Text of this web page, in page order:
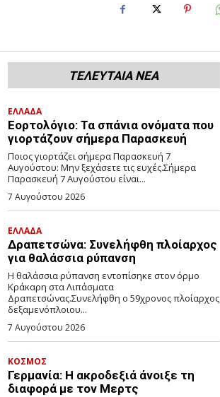
ΤΕΛΕΥΤΑΙΑ ΝΕΑ
ΕΛΛΑΔΑ
Εορτολόγιο: Τα σπάνια ονόματα που
γιορτάζουν σήμερα Παρασκευή
Ποιος γιορτάζει σήμερα Παρασκευή 7
Αυγούστου: Μην ξεχάσετε τις ευχές.Σήμερα
Παρασκευή 7 Αυγούστου είναι...
7 Αυγούστου 2026
ΕΛΛΑΔΑ
Δραπετσώνα: Συνελήφθη πλοίαρχος
για θαλάσσια ρύπανση
Η θαλάσσια ρύπανση εντοπίσηκε στον όρμο
Κράκαρη στα Λιπάσματα
Δραπετσώνας.Συνελήφθη ο 59χρονος πλοίαρχος
δεξαμενόπλοιου...
7 Αυγούστου 2026
ΚΟΣΜΟΣ
Γερμανία: Η ακροδεξιά άνοιξε τη
διαφορά με τον Μερτς